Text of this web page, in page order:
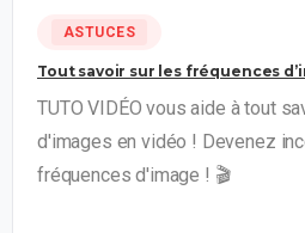
ASTUCES
Tout savoir sur les fréquences
TUTO VIDÉO vous aide à tout
d'images en vidéo ! Devenez
fréquences d'image ! 🎬